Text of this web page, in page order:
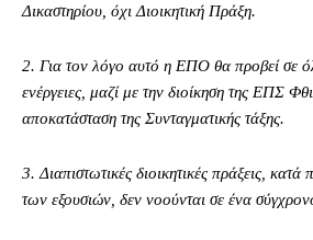
Δικαστηρίου, όχι Διοικητική Πράξη.
2. Για τον λόγο αυτό η ΕΠΟ θα προβεί σε
ενέργειες, μαζί με την διοίκηση της ΕΠΣ
αποκατάσταση της Συνταγματικής τάξης.
3. Διαπιστωτικές διοικητικές πράξεις, κατά
των εξουσιών, δεν νοούνται σε ένα